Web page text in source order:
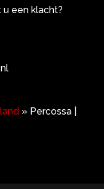
een klacht?
» Percossa |